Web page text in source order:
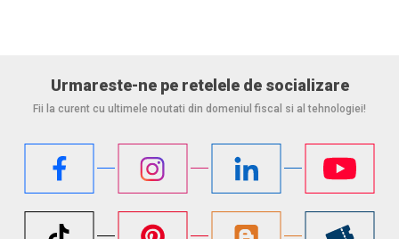
Urmareste-ne pe retelele de socializare
Fii la curent cu ultimele noutati din domeniul fiscal si al tehnologiei!